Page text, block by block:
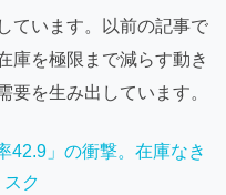
ています。以前の記事で
庫を極限まで減らす動き
要を生み出しています。
42.9」の衝撃。在庫なき
ク